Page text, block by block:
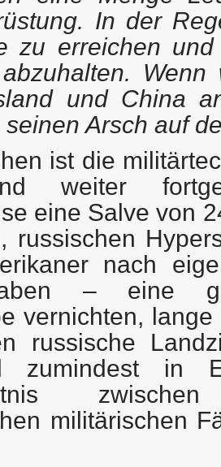
In der
zu erreichen
und China
seinen Arsch auf
ist die
weiter
eine Salve von
russischen
nach
– eine
vernichten,
russische
zumindest in
militärischen